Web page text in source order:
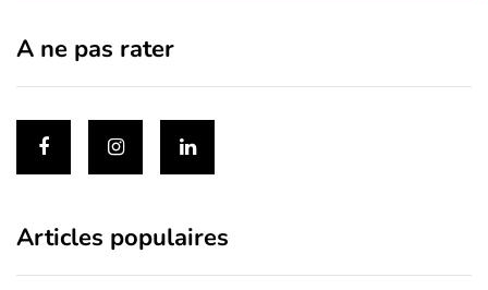
A ne pas rater
Articles populaires